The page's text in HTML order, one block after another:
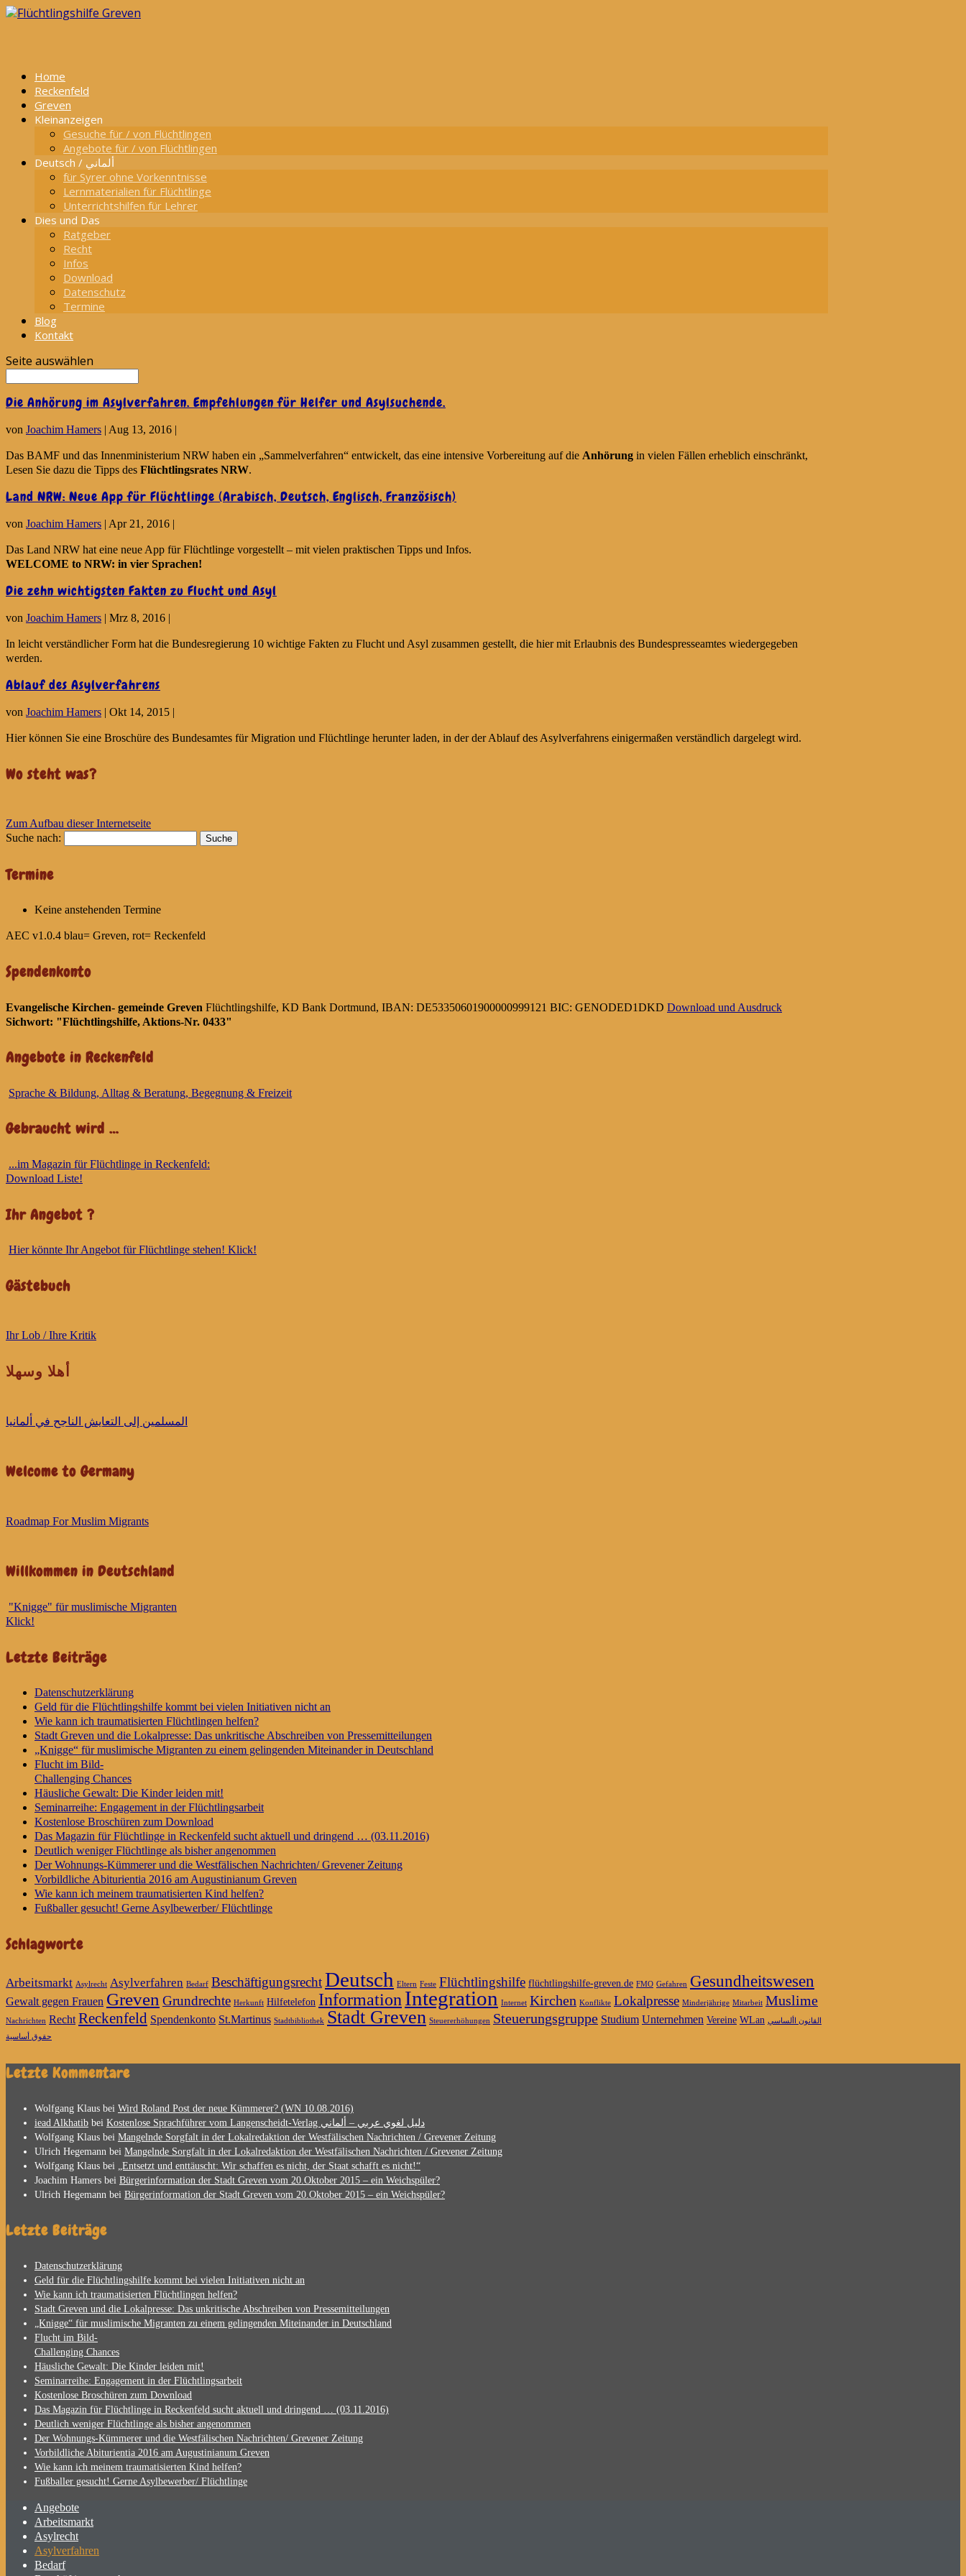
Home
Reckenfeld
Greven
Kleinanzeigen
Gesuche für / von Flüchtlingen
Angebote für / von Flüchtlingen
Deutsch / ألماني
für Syrer ohne Vorkenntnisse
Lernmaterialien für Flüchtlinge
Unterrichtshilfen für Lehrer
Dies und Das
Ratgeber
Recht
Infos
Download
Datenschutz
Termine
Blog
Kontakt
Seite auswählen
Die Anhörung im Asylverfahren. Empfehlungen für Helfer und Asylsuchende.
von Joachim Hamers | Aug 13, 2016 |
Das BAMF und das Innenministerium NRW haben ein „Sammelverfahren“ entwickelt, das eine intensive Vorbereitung auf die Anhörung in vielen Fällen erheblich einschränkt,
Lesen Sie dazu die Tipps des Flüchtlingsrates NRW.
Land NRW: Neue App für Flüchtlinge (Arabisch, Deutsch, Englisch, Französisch)
von Joachim Hamers | Apr 21, 2016 |
Das Land NRW hat eine neue App für Flüchtlinge vorgestellt – mit vielen praktischen Tipps und Infos.
WELCOME to NRW: in vier Sprachen!
Die zehn wichtigsten Fakten zu Flucht und Asyl
von Joachim Hamers | Mrz 8, 2016 |
In leicht verständlicher Form hat die Bundesregierung 10 wichtige Fakten zu Flucht und Asyl zusammen gestellt, die hier mit Erlaubnis des Bundespresseamtes wiedergegeben
werden.
Ablauf des Asylverfahrens
von Joachim Hamers | Okt 14, 2015 |
Hier können Sie eine Broschüre des Bundesamtes für Migration und Flüchtlinge herunter laden, in der der Ablauf des Asylverfahrens einigermaßen verständlich dargelegt wird.
Wo steht was?
Zum Aufbau dieser Internetseite
Suche nach:
Termine
Keine anstehenden Termine
AEC v1.0.4 blau= Greven, rot= Reckenfeld
Spendenkonto
Evangelische Kirchen- gemeinde Greven Flüchtlingshilfe, KD Bank Dortmund, IBAN: DE53350601900000999121 BIC: GENODED1DKD Download und Ausdruck
Sichwort: "Flüchtlingshilfe, Aktions-Nr. 0433"
Angebote in Reckenfeld
Sprache & Bildung, Alltag & Beratung, Begegnung & Freizeit
Gebraucht wird …
...im Magazin für Flüchtlinge in Reckenfeld:
Download Liste!
Ihr Angebot ?
Hier könnte Ihr Angebot für Flüchtlinge stehen! Klick!
Gästebuch
Ihr Lob / Ihre Kritik
أهلا وسهلا
ﺍﻟﻤﺴﻠﻤﻴﻦ ﺇﻟﻰ ﺍﻟﺘﻌﺎﻳﺶ ﺍﻟﻨﺎﺟﺢ ﻓﻲ ﺃﻟﻤﺎﻧﻴﺎ
Welcome to Germany
Roadmap For Muslim Migrants
Willkommen in Deutschland
"Knigge" für muslimische Migranten
Klick!
Letzte Beiträge
Datenschutzerklärung
Geld für die Flüchtlingshilfe kommt bei vielen Initiativen nicht an
Wie kann ich traumatisierten Flüchtlingen helfen?
Stadt Greven und die Lokalpresse: Das unkritische Abschreiben von Pressemitteilungen
„Knigge“ für muslimische Migranten zu einem gelingenden Miteinander in Deutschland
Flucht im Bild-
Challenging Chances
Häusliche Gewalt: Die Kinder leiden mit!
Seminarreihe: Engagement in der Flüchtlingsarbeit
Kostenlose Broschüren zum Download
Das Magazin für Flüchtlinge in Reckenfeld sucht aktuell und dringend … (03.11.2016)
Deutlich weniger Flüchtlinge als bisher angenommen
Der Wohnungs-Kümmerer und die Westfälischen Nachrichten/ Grevener Zeitung
Vorbildliche Abiturientia 2016 am Augustinianum Greven
Wie kann ich meinem traumatisierten Kind helfen?
Fußballer gesucht! Gerne Asylbewerber/ Flüchtlinge
Schlagworte
Arbeitsmarkt Asylrecht Asylverfahren Bedarf BeschäftigungsrechtDeutsch Eltern Feste Flüchtlingshilfe flüchtlingshilfe-greven.de FMO Gefahren Gesundheitswesen
Gewalt gegen Frauen Greven Grundrechte Herkunft Hilfetelefon InformationIntegration Internet Kirchen Konflikte Lokalpresse Minderjährige Mitarbeit Muslime
Nachrichten Recht Reckenfeld Spendenkonto St.Martinus Stadtbibliothek Stadt Greven Steuererhöhungen Steuerungsgruppe Studium Unternehmen Vereine WLan القانون األساسي
حقوق أساسية
Letzte Kommentare
Wolfgang Klaus bei Wird Roland Post der neue Kümmerer? (WN 10.08.2016)
iead Alkhatib bei
Kostenlose Sprachführer vom Langenscheidt-Verlag دليل لغوي عربي – ألماني
Wolfgang Klaus bei Mangelnde Sorgfalt in der Lokalredaktion der Westfälischen Nachrichten / Grevener Zeitung
Ulrich Hegemann bei Mangelnde Sorgfalt in der Lokalredaktion der Westfälischen Nachrichten / Grevener Zeitung
Wolfgang Klaus bei
„Entsetzt und enttäuscht: Wir schaffen es nicht, der Staat schafft es nicht!“
Joachim Hamers bei Bürgerinformation der Stadt Greven vom 20.Oktober 2015 – ein Weichspüler?
Ulrich Hegemann bei Bürgerinformation der Stadt Greven vom 20.Oktober 2015 – ein Weichspüler?
Letzte Beiträge
Datenschutzerklärung
Geld für die Flüchtlingshilfe kommt bei vielen Initiativen nicht an
Wie kann ich traumatisierten Flüchtlingen helfen?
Stadt Greven und die Lokalpresse: Das unkritische Abschreiben von Pressemitteilungen
„Knigge“ für muslimische Migranten zu einem gelingenden Miteinander in Deutschland
Flucht im Bild-
Challenging Chances
Häusliche Gewalt: Die Kinder leiden mit!
Seminarreihe: Engagement in der Flüchtlingsarbeit
Kostenlose Broschüren zum Download
Das Magazin für Flüchtlinge in Reckenfeld sucht aktuell und dringend … (03.11.2016)
Deutlich weniger Flüchtlinge als bisher angenommen
Der Wohnungs-Kümmerer und die Westfälischen Nachrichten/ Grevener Zeitung
Vorbildliche Abiturientia 2016 am Augustinianum Greven
Wie kann ich meinem traumatisierten Kind helfen?
Fußballer gesucht! Gerne Asylbewerber/ Flüchtlinge
Angebote
Arbeitsmarkt
Asylrecht
Asylverfahren
Bedarf